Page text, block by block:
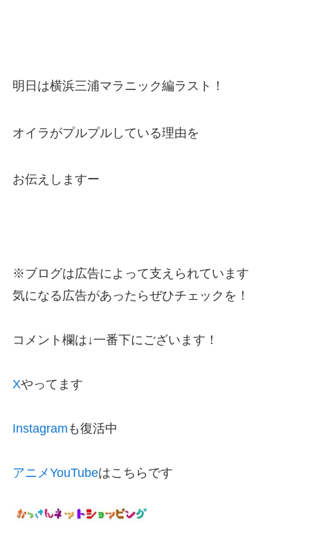
明日は横浜三浦マラニック編ラスト！
オイラがプルプルしている理由を
お伝えしますー
※ブログは広告によって支えられています
気になる広告があったらぜひチェックを！
コメント欄は↓一番下にございます！
Xやってます
Instagram も復活中
アニメYouTubeはこちらです